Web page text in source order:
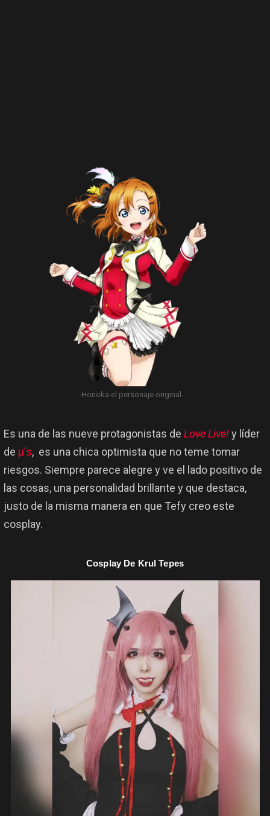
Honoka el personaje original.
Es una de las nueve protagonistas de Love Live!y líder
de μ’s, es una chica optimista que no teme tomar
riesgos. Siempre parece alegre y ve el lado positivo de
las cosas, una personalidad brillante y que destaca,
justo de la misma manera en que Tefy creo este
cosplay.
Cosplay De Krul Tepes